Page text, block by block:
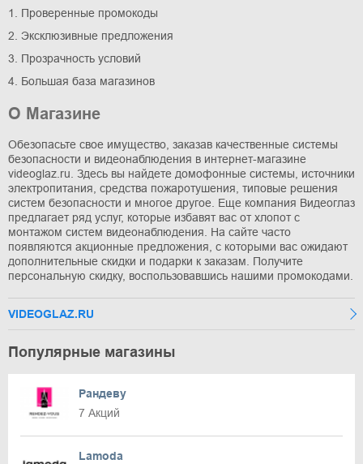
1. Проверенные промокоды
2. Эксклюзивные предложения
3. Прозрачность условий
4. Большая база магазинов
О Магазине
Обезопасьте свое имущество, заказав качественные системы
безопасности и видеонаблюдения в интернет-магазине
videoglaz.ru. Здесь вы найдете домофонные системы, источники
электропитания, средства пожаротушения, типовые решения
систем безопасности и многое другое. Еще компания Видеоглаз
предлагает ряд услуг, которые избавят вас от хлопот с
монтажом систем видеонаблюдения. На сайте часто
появляются акционные предложения, с которыми вас ожидают
дополнительные скидки и подарки к заказам. Получите
персональную скидку, воспользовавшись нашими промокодами.
VIDEOGLAZ.RU
Популярные магазины
Рандеву
7 Акций
Lamoda